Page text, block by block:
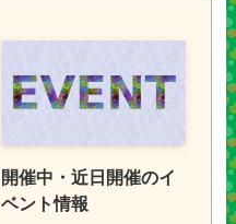
開催中・近日開催のイ
ベント情報